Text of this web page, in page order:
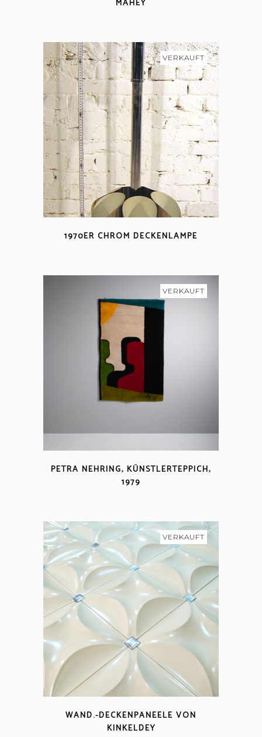
MAHEY
VERKAUFT
1970ER CHROM DECKENLAMPE
VERKAUFT
PETRA NEHRING, KÜNSTLERTEPPICH,
1979
VERKAUFT
WAND.-DECKENPANEELE VON
KINKELDEY